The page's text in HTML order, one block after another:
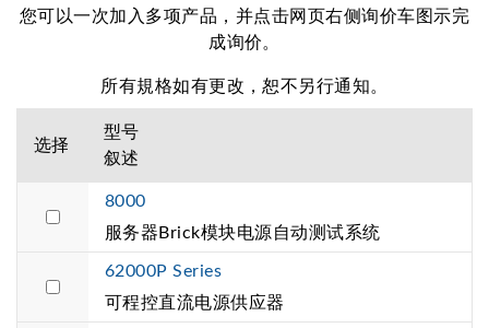
您可以一次加入多项产品，并点击网页右侧询价车图示完
成询价。
所有規格如有更改，恕不另行通知。
选择
型号
叙述
8000
服务器Brick模块电源自动测试系统
62000P Series
可程控直流电源供应器